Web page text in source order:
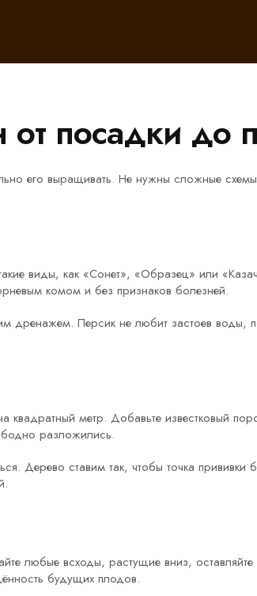
посадки до
его выращивать. Не нужны сложные
виды, как «Сонет», «Образец» или
комом и без признаков болезней.
Персик не любит застоев воды,
квадратный метр. Добавьте известковый
разложились.
Дерево ставим так, чтобы точка
любые всходы, растущие вниз,
будущих плодов.